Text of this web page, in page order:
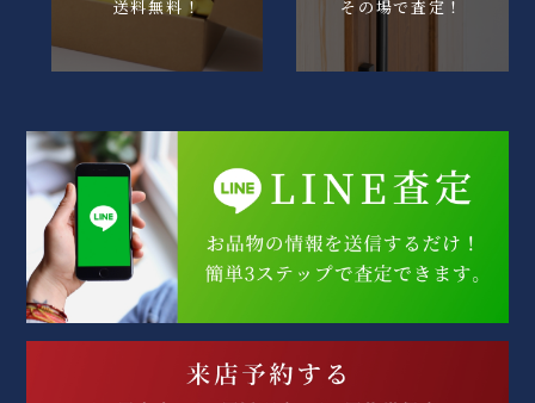
送料無料！
その場で査定！